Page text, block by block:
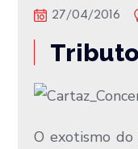
27/04/2016
O exotismo